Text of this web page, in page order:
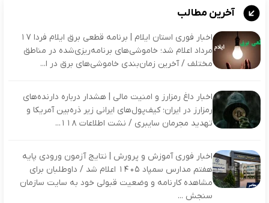
آخرین مطالب
اخبار فوری استان ایلام | برنامه قطعی برق ایلام فردا ۱۷
مرداد اعلام شد؛ خاموشی‌های برنامه‌ریزی‌شده در مناطق
مختلف / آخرین زمان‌بندی خاموشی‌های برق در ا...
اخبار داغ رمزارز و امنیت مالی | هشدار درباره دارنده‌های
رمزارز در ایران؛ کیف‌پول‌های ایرانی زیر ذره‌بین آمریکا و
تهدید مجرمان سایبری / نشت اطلاعات ۱۱۸...
اخبار فوری آموزش و پرورش | نتایج آزمون ورودی پایه
هفتم مدارس سمپاد ۱۴۰۵ اعلام شد / داوطلبان برای
مشاهده کارنامه و وضعیت قبولی خود به سایت سازمان
سنجش ...